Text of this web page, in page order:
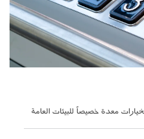
معدة خصيصاً للبيئات العامة